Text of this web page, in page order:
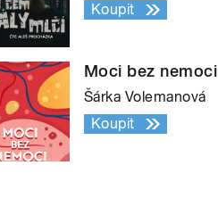
Koupit
Moci bez nemoci
Šárka Volemanová
Koupit